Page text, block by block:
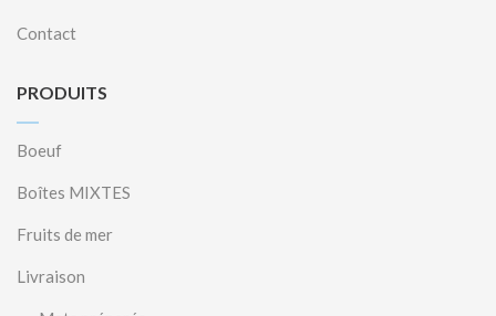
Contact
PRODUITS
Boeuf
Boîtes MIXTES
Fruits de mer
Livraison